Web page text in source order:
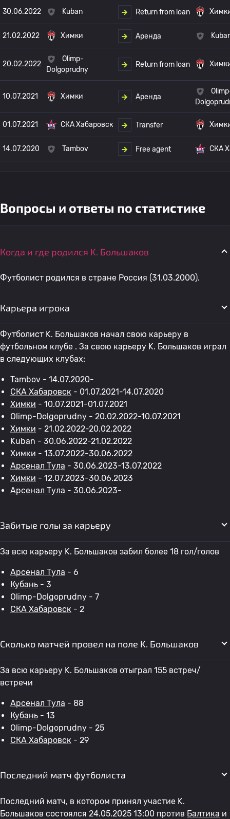
30.06.2022 Kuban Return from loan
21.02.2022 Химки Аренда
20.02.2022
Olimp-
Dolgoprudny
Return from loan
10.07.2021 Химки Аренда
01.07.2021 СКА Хабаровск Transfer
14.07.2020 Tambov Free agent СКА
Вопросы и ответы по статистике
Когда и где родился K. Большаков
Футболист родился в стране Россия (31.03.2000).
Карьера игрока
Футболист K. Большаков начал свою карьеру в
футбольном клубе . За свою карьеру K. Большаков играл
в следующих клубах:
Tambov - 14.07.2020-
СКА Хабаровск - 01.07.2021-14.07.2020
Химки - 10.07.2021-01.07.2021
Olimp-Dolgoprudny - 20.02.2022-10.07.2021
Химки - 21.02.2022-20.02.2022
Kuban - 30.06.2022-21.02.2022
Химки - 13.07.2022-30.06.2022
Арсенал Тула - 30.06.2023-13.07.2022
Химки - 12.07.2023-30.06.2023
Арсенал Тула - 30.06.2023-
Забитые голы за карьеру
За всю карьеру K. Большаков забил более 18 гол/голов
Арсенал Тула - 6
Кубань - 3
Olimp-Dolgoprudny - 7
СКА Хабаровск - 2
Сколько матчей провел на поле K. Большаков
За всю карьеру K. Большаков отыграл 155 встреч/
встречи
Арсенал Тула - 88
Кубань - 13
Olimp-Dolgoprudny - 25
СКА Хабаровск - 29
Последний матч футболиста
Последний матч, в котором принял участие K.
Большаков состоялся 24.05.2025 13:00 против Балтика и